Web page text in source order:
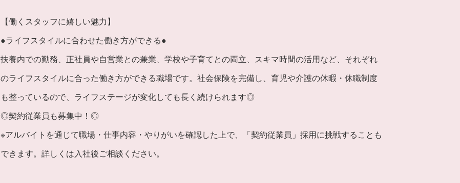
【働くスタッフに嬉しい魅力】
●ライフスタイルに合わせた働き方ができる●
扶養内での勤務、正社員や自営業との兼業、学校や子育てとの両立、スキマ時間の活用など、それぞれ
のライフスタイルに合った働き方ができる職場です。社会保険を完備し、育児や介護の休暇・休職制度
も整っているので、ライフステージが変化しても長く続けられます◎
◎契約従業員も募集中！◎
※アルバイトを通じて職場・仕事内容・やりがいを確認した上で、「契約従業員」採用に挑戦することも
できます。詳しくは入社後ご相談ください。